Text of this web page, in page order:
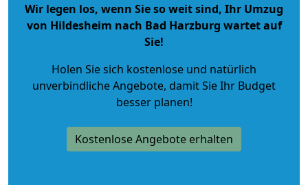
Wir legen los, wenn Sie so weit sind, Ihr Umzug
von Hildesheim nach Bad Harzburg wartet auf
Sie!
Holen Sie sich kostenlose und natürlich
unverbindliche Angebote, damit Sie Ihr Budget
besser planen!
Kostenlose Angebote erhalten